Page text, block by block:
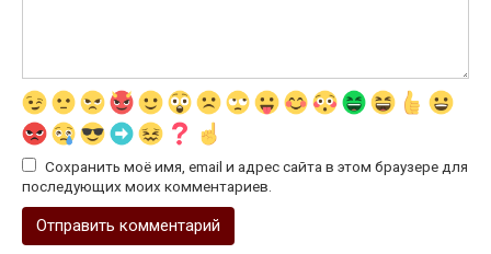
Сохранить моё имя, email и адрес сайта в этом браузере для
последующих моих комментариев.